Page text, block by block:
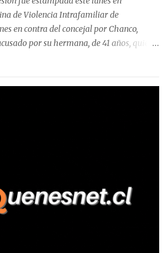
de Violencia Intrafamiliar de
en contra del concejal por Chanco,
por su hermana, de 41 años, quien
cerca de las 11:30 horas en el
del vehículo y, en medio de la
tomado de los hombros, empujado al
de pies y manos, mientr...